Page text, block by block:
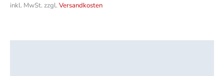
inkl. MwSt. zzgl. Versandkosten